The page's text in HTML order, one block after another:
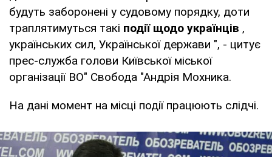
будуть заборонені у судовому порядку, доти
траплятимуться такі події щодо українців ,
українських сил, Української держави ", - цитує
прес-служба голови Київської міської
організації ВО" Свобода "Андрія Мохника.
На дані момент на місці події працюють слідчі.